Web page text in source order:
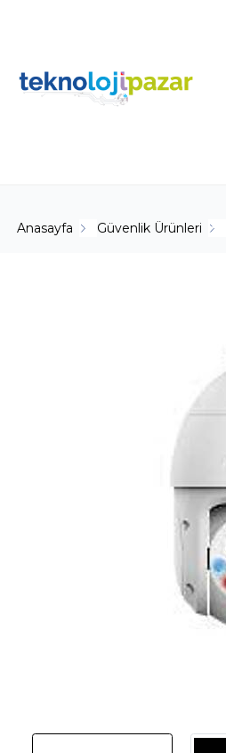
Anasayfa Güvenlik Ürünleri